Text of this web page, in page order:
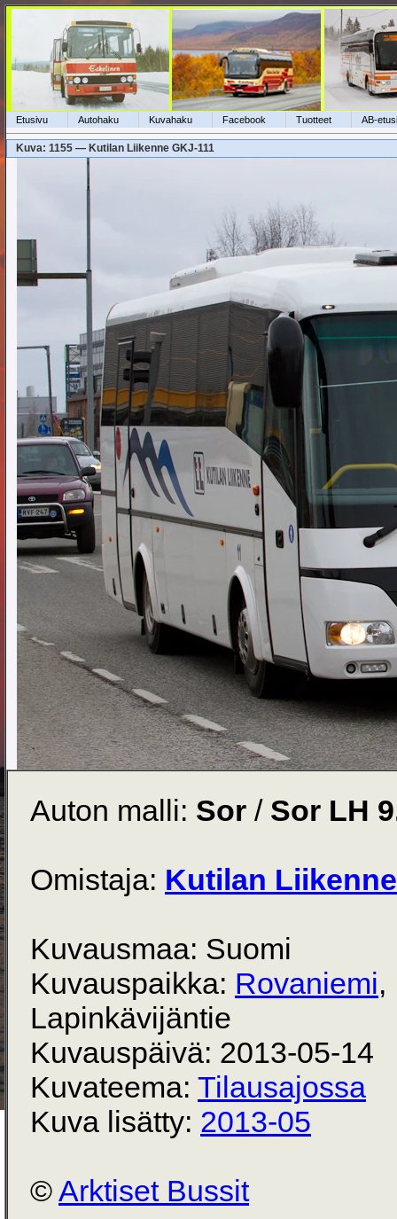
Etusivu Autohaku Kuvahaku Facebook Tuotteet AB-
Kuva: 1155 — Kutilan Liikenne GKJ-111
Auton malli: Sor / Sor LH
Omistaja: Kutilan Liikenne
Kuvausmaa: Suomi
Kuvauspaikka: Rovaniemi,
Lapinkävijäntie
Kuvauspäivä: 2013-05-14
Kuvateema: Tilausajossa
Kuva lisätty: 2013-05
©Arktiset Bussit